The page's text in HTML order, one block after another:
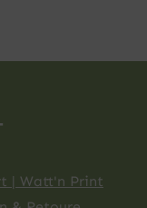
| Watt'n Print